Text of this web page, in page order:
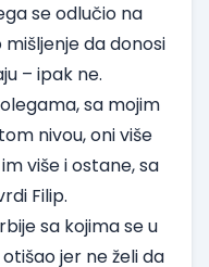
se odlučio na
da donosi
– ipak ne.
sa mojim
nivou, oni više
više i ostane, sa
Filip.
sa kojima se u
jer ne želi da